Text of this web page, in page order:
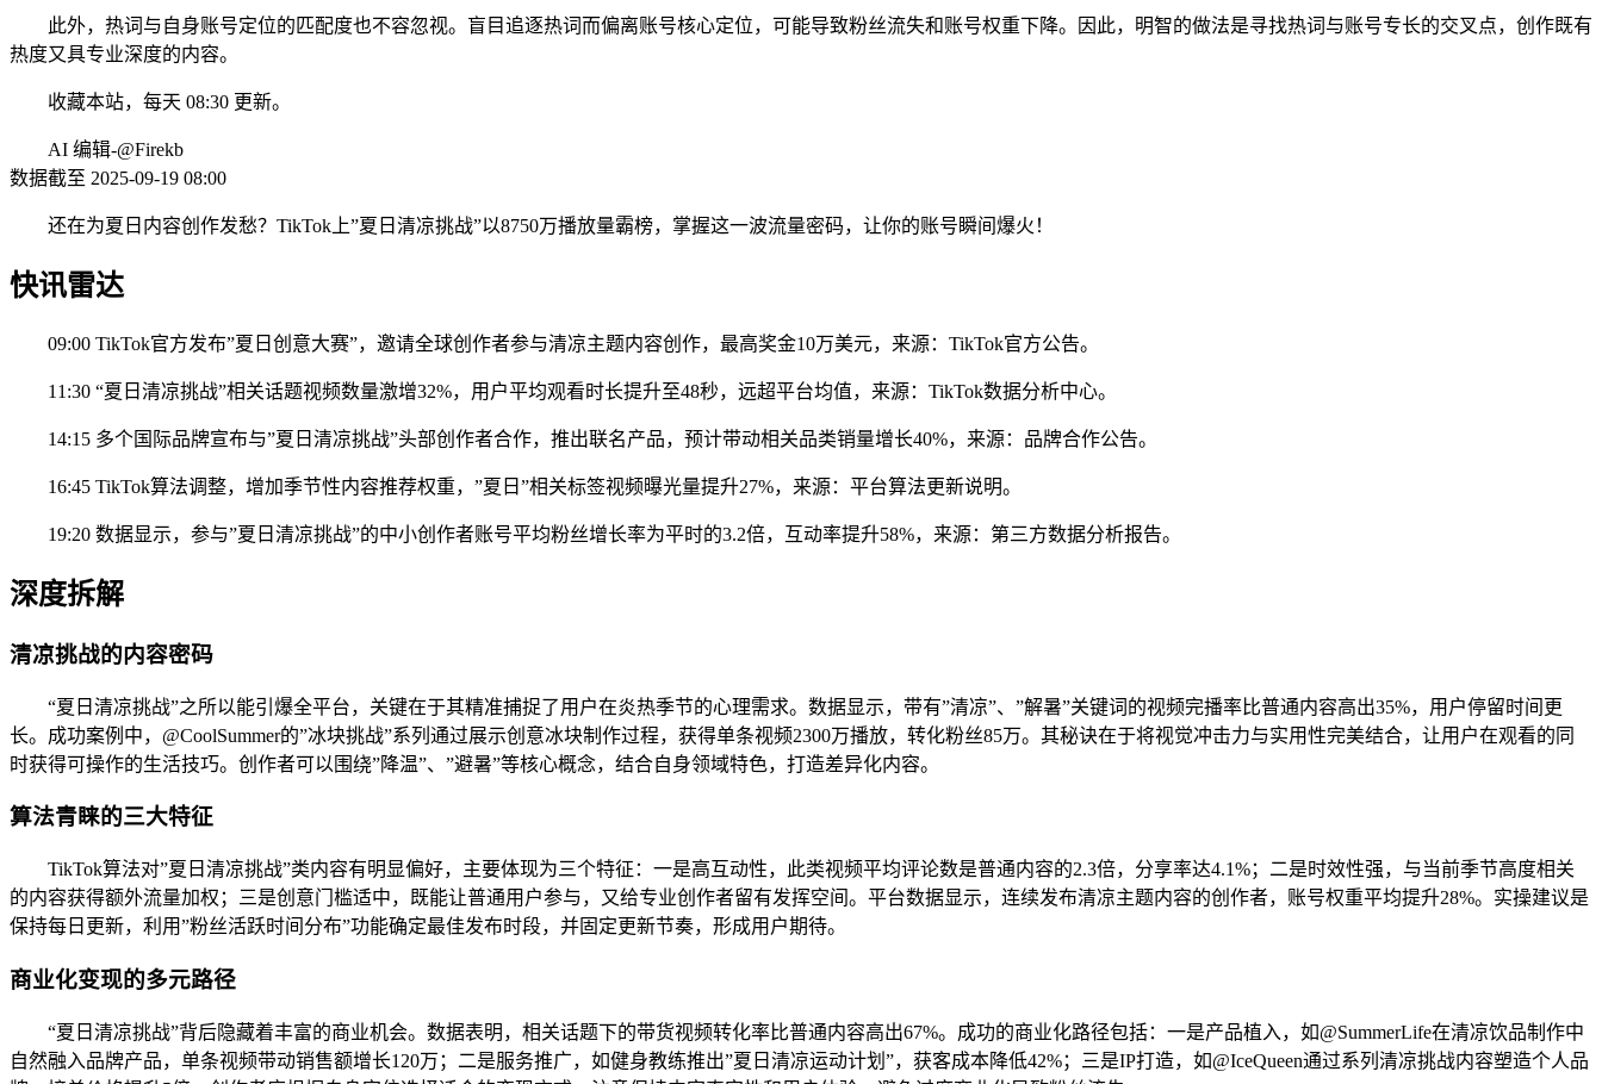
此外，热词与自身账号定位的匹配度也不容忽视。盲目追逐热词而偏离账号核心定位，可能导致粉丝流失和账号权重下降。因此，明智的做法是寻找热词与账号专长的交叉点，创作既有
热度又具专业深度的内容。
收藏本站，每天 08:30 更新。
AI 编辑-@Firekb
数据截至 2025-09-19 08:00
还在为夏日内容创作发愁？TikTok上”夏日清凉挑战”以8750万播放量霸榜，掌握这一波流量密码，让你的账号瞬间爆火！
快讯雷达
09:00 TikTok官方发布”夏日创意大赛”，邀请全球创作者参与清凉主题内容创作，最高奖金10万美元，来源：TikTok官方公告。
11:30 “夏日清凉挑战”相关话题视频数量激增32%，用户平均观看时长提升至48秒，远超平台均值，来源：TikTok数据分析中心。
14:15 多个国际品牌宣布与”夏日清凉挑战”头部创作者合作，推出联名产品，预计带动相关品类销量增长40%，来源：品牌合作公告。
16:45 TikTok算法调整，增加季节性内容推荐权重，”夏日”相关标签视频曝光量提升27%，来源：平台算法更新说明。
19:20 数据显示，参与”夏日清凉挑战”的中小创作者账号平均粉丝增长率为平时的3.2倍，互动率提升58%，来源：第三方数据分析报告。
深度拆解
清凉挑战的内容密码
“夏日清凉挑战”之所以能引爆全平台，关键在于其精准捕捉了用户在炎热季节的心理需求。数据显示，带有”清凉”、”解暑”关键词的视频完播率比普通内容高出35%，用户停留时间更
长。成功案例中，@CoolSummer的”冰块挑战”系列通过展示创意冰块制作过程，获得单条视频2300万播放，转化粉丝85万。其秘诀在于将视觉冲击力与实用性完美结合，让用户在观看的同
时获得可操作的生活技巧。创作者可以围绕”降温”、”避暑”等核心概念，结合自身领域特色，打造差异化内容。
算法青睐的三大特征
TikTok算法对”夏日清凉挑战”类内容有明显偏好，主要体现为三个特征：一是高互动性，此类视频平均评论数是普通内容的2.3倍，分享率达4.1%；二是时效性强，与当前季节高度相关
的内容获得额外流量加权；三是创意门槛适中，既能让普通用户参与，又给专业创作者留有发挥空间。平台数据显示，连续发布清凉主题内容的创作者，账号权重平均提升28%。实操建议是
保持每日更新，利用”粉丝活跃时间分布”功能确定最佳发布时段，并固定更新节奏，形成用户期待。
商业化变现的多元路径
“夏日清凉挑战”背后隐藏着丰富的商业机会。数据表明，相关话题下的带货视频转化率比普通内容高出67%。成功的商业化路径包括：一是产品植入，如@SummerLife在清凉饮品制作中
自然融入品牌产品，单条视频带动销售额增长120万；二是服务推广，如健身教练推出”夏日清凉运动计划”，获客成本降低42%；三是IP打造，如@IceQueen通过系列清凉挑战内容塑造个人品